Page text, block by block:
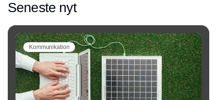
Seneste nyt
Kommunikation